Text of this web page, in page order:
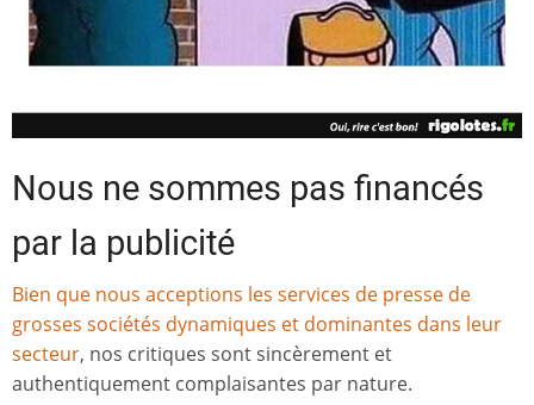
Nous ne sommes pas financés
par la publicité
Bien que nous acceptions les services de presse de
grosses sociétés dynamiques et dominantes dans leur
secteur, nos critiques sont sincèrement et
authentiquement complaisantes par nature.